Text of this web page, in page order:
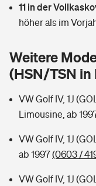
Zur Übersicht
Tools
Wer versichert was:
Sie haben Fragen?
Pferdehalter-
Handyversicherung
Zur Übersicht
Sie haben Fragen?
Rentenrechner: Wie
11 in der
höher als im
Weitere
(HSN/TSN
VW Golf IV, 1J
Limousine, ab
VW Golf IV, 1J
ab 1997(0603 /
VW Golf IV, 1J